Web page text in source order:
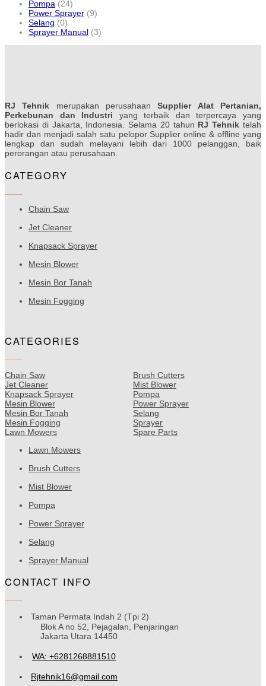
Pompa (24)
Power Sprayer (9)
Selang (0)
Sprayer Manual (3)
RJ Tehnik merupakan perusahaanSupplier Alat Pertanian,
Perkebunan dan Industri yang terbaik dan terpercaya yang
berlokasi di Jakarta, Indonesia. Selama 20 tahun RJ Tehnik telah
hadir dan menjadi salah satu pelopor Supplier online & offline yang
lengkap dan sudah melayani lebih dari 1000 pelanggan, baik
perorangan atau perusahaan.
CATEGORY
Chain Saw
Jet Cleaner
Knapsack Sprayer
Mesin Blower
Mesin Bor Tanah
Mesin Fogging
CATEGORIES
Chain Saw
Jet Cleaner
Knapsack Sprayer
Mesin Blower
Mesin Bor Tanah
Mesin Fogging
Lawn Mowers
Brush Cutters
Mist Blower
Pompa
Power Sprayer
Selang
Sprayer
Spare Parts
Lawn Mowers
Brush Cutters
Mist Blower
Pompa
Power Sprayer
Selang
Sprayer Manual
CONTACT INFO
Taman Permata Indah 2 (Tpi 2)
Blok A no 52, Pejagalan, Penjaringan
Jakarta Utara 14450
WA: +6281268881510
Rjtehnik16@gmail.com